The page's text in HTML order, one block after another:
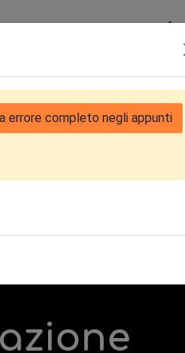
errore completo negli appunti